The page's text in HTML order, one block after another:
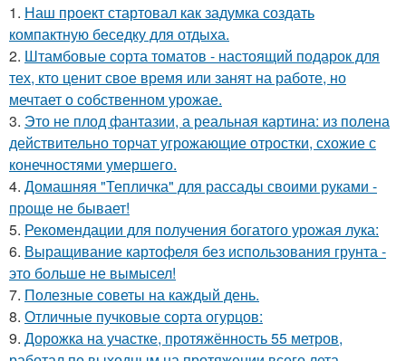
1. Наш проект стартовал как задумка создать
компактную беседку для отдыха.
2. Штамбовые сорта томатов - настоящий подарок для
тех, кто ценит свое время или занят на работе, но
мечтает о собственном урожае.
3. Это не плод фантазии, а реальная картина: из полена
действительно торчат угрожающие отростки, схожие с
конечностями умершего.
4. Домашняя "Тепличка" для рассады своими руками -
проще не бывает!
5. Рекомендации для получения богатого урожая лука:
6. Выращивание картофеля без использования грунта -
это больше не вымысел!
7. Полезные советы на каждый день.
8. Отличные пучковые сорта огурцов:
9. Дорожка на участке, протяжённость 55 метров,